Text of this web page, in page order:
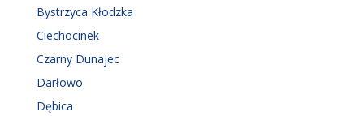
Bystrzyca Kłodzka
Ciechocinek
Czarny Dunajec
Darłowo
Dębica